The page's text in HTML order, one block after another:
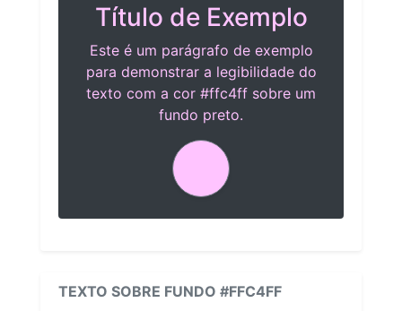
Título de Exemplo
Este é um parágrafo de exemplo
para demonstrar a legibilidade do
texto com a cor #ffc4ff sobre um
fundo preto.
TEXTO SOBRE FUNDO #FFC4FF